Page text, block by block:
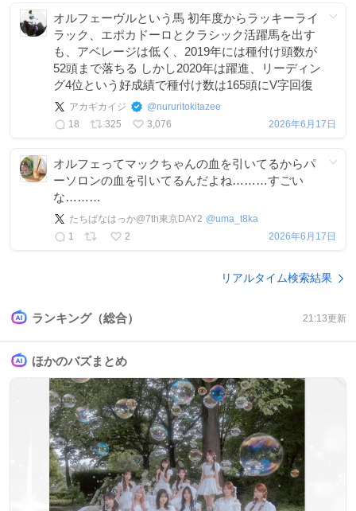
オルフェーヴルという馬 初年度からラッキーライ
ラック、エポカドーロとクラシック活躍馬を出す
も、アベレージは低く、2019年には種付け頭数が
52頭まで落ちる しかし2020年は躍進、リーディン
グ4位という好成績で種付け数は165頭にV字回復
アカギカイジ @nururitokitazee
18
325 3,076 2026年6月17日
オルフェってマックちゃんの血を引いてるからパ
ーソロンの血を引いてるんだよね………すごい
な………
たちばなはっか@7th東京DAY2 @uma_t8ka
1
2 2026年6月17日
リアルタイム検索結果
ランキング（総合） 21:13更新
ほかのバズまとめ